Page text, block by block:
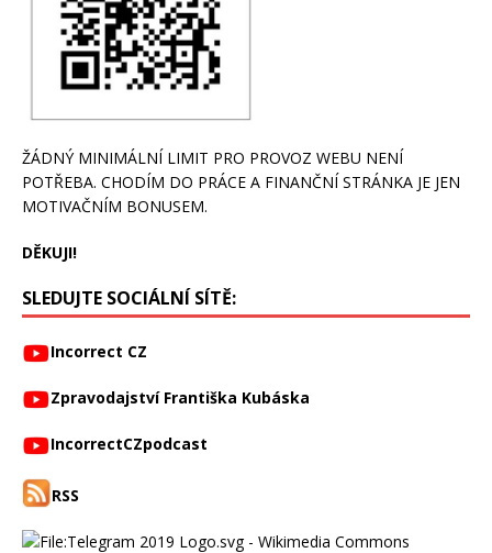
ŽÁDNÝ MINIMÁLNÍ LIMIT PRO PROVOZ WEBU NENÍ
POTŘEBA. CHODÍM DO PRÁCE A FINANČNÍ STRÁNKA JE JEN
MOTIVAČNÍM BONUSEM.
DĚKUJI!
SLEDUJTE SOCIÁLNÍ SÍTĚ:
Incorrect CZ
Zpravodajství Františka Kubáska
IncorrectCZpodcast
RSS